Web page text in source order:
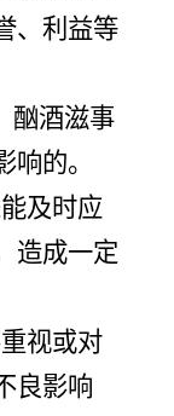
、利益等
酗酒滋事
的。
及时应
造成一定
视或对
良影响